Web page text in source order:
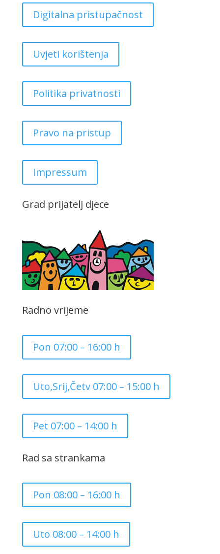
Digitalna pristupačnost
Uvjeti korištenja
Politika privatnosti
Pravo na pristup
Impressum
Grad prijatelj djece
Radno vrijeme
Pon 07:00 – 16:00 h
Uto,Srij,Četv 07:00 – 15:00 h
Pet 07:00 – 14:00 h
Rad sa strankama
Pon 08:00 – 16:00 h
Uto 08:00 – 14:00 h